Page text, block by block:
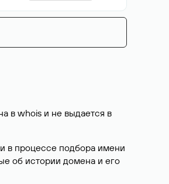
в whois и не выдается в
в процессе подбора имени
об истории домена и его